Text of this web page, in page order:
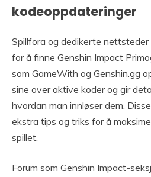
kodeoppdateringer
Spillfora og dedikerte nettsteder
for å finne Genshin Impact
som GameWith og Genshin.gg
sine over aktive koder og gir
hvordan man innløser dem.
ekstra tips og triks for å
spillet.
Forum som Genshin Impact-